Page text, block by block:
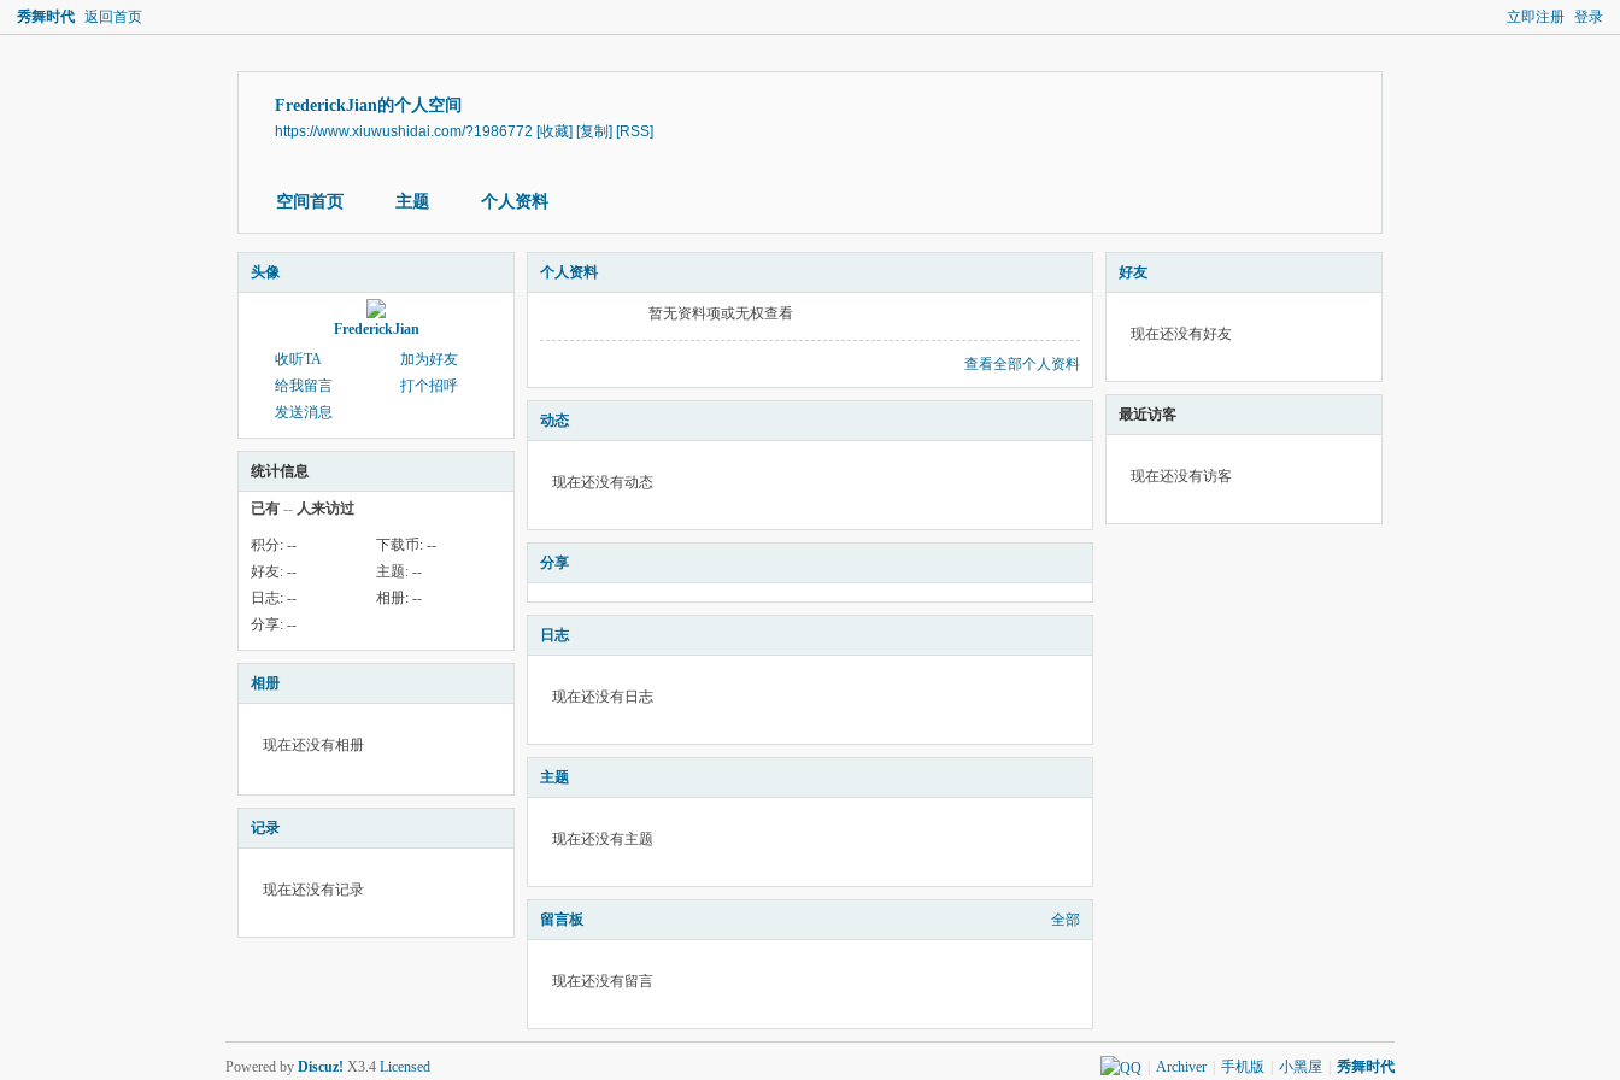
立即注册 登录
秀舞时代 返回首页
FrederickJian的个人空间
https://www.xiuwushidai.com/?1986772 [收藏] [复制] [RSS]
空间首页 主题 个人资料
头像
FrederickJian
收听TA
加为好友
给我留言
打个招呼
发送消息
统计信息
已有 -- 人来访过
积分: -- 下载币: --
好友: -- 主题: --
日志: -- 相册: --
分享: --
相册
现在还没有相册
记录
现在还没有记录
个人资料
暂无资料项或无权查看
查看全部个人资料
动态
现在还没有动态
分享
日志
现在还没有日志
主题
现在还没有主题
留言板 全部
现在还没有留言
好友
现在还没有好友
最近访客
现在还没有访客
Archiver 手机版 小黑屋 秀舞时代
Powered by Discuz! X3.4 Licensed